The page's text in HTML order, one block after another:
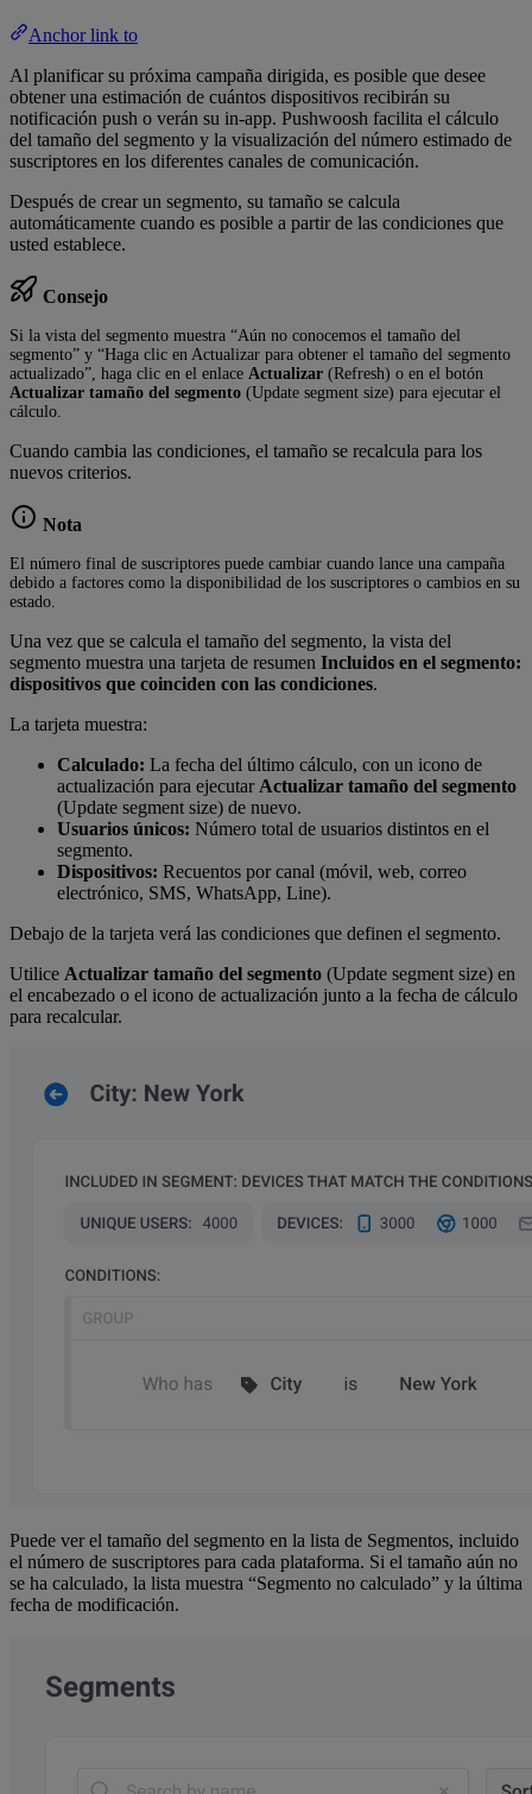
Anchor link to
Al planificar su próxima campaña dirigida, es posible que desee
obtener una estimación de cuántos dispositivos recibirán su
notificación push o verán su in-app. Pushwoosh facilita el cálculo
del tamaño del segmento y la visualización del número estimado de
suscriptores en los diferentes canales de comunicación.
Después de crear un segmento, su tamaño se calcula
automáticamente cuando es posible a partir de las condiciones que
usted establece.
Consejo
Si la vista del segmento muestra “Aún no conocemos el tamaño del
segmento” y “Haga clic en Actualizar para obtener el tamaño del segmento
actualizado”, haga clic en el enlace Actualizar (Refresh) o en el botón
Actualizar tamaño del segmento (Update segment size) para ejecutar el
cálculo.
Cuando cambia las condiciones, el tamaño se recalcula para los
nuevos criterios.
Nota
El número final de suscriptores puede cambiar cuando lance una campaña
debido a factores como la disponibilidad de los suscriptores o cambios en su
estado.
Una vez que se calcula el tamaño del segmento, la vista del
segmento muestra una tarjeta de resumen Incluidos en el segmento:
dispositivos que coinciden con las condiciones.
La tarjeta muestra:
Calculado: La fecha del último cálculo, con un icono de
actualización para ejecutar Actualizar tamaño del segmento
(Update segment size) de nuevo.
Usuarios únicos: Número total de usuarios distintos en el
segmento.
Dispositivos: Recuentos por canal (móvil, web, correo
electrónico, SMS, WhatsApp, Line).
Debajo de la tarjeta verá las condiciones que definen el segmento.
Utilice Actualizar tamaño del segmento (Update segment size) en
el encabezado o el icono de actualización junto a la fecha de cálculo
para recalcular.
Puede ver el tamaño del segmento en la lista de Segmentos, incluido
el número de suscriptores para cada plataforma. Si el tamaño aún no
se ha calculado, la lista muestra “Segmento no calculado” y la última
fecha de modificación.